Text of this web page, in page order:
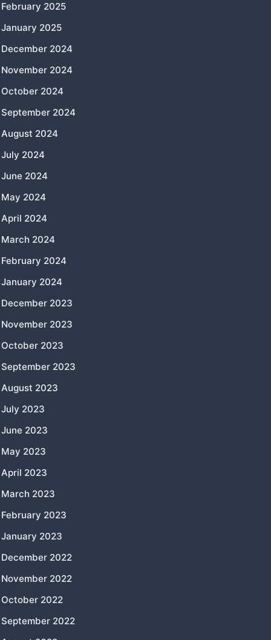
February 2025
January 2025
December 2024
November 2024
October 2024
September 2024
August 2024
July 2024
June 2024
May 2024
April 2024
March 2024
February 2024
January 2024
December 2023
November 2023
October 2023
September 2023
August 2023
July 2023
June 2023
May 2023
April 2023
March 2023
February 2023
January 2023
December 2022
November 2022
October 2022
September 2022